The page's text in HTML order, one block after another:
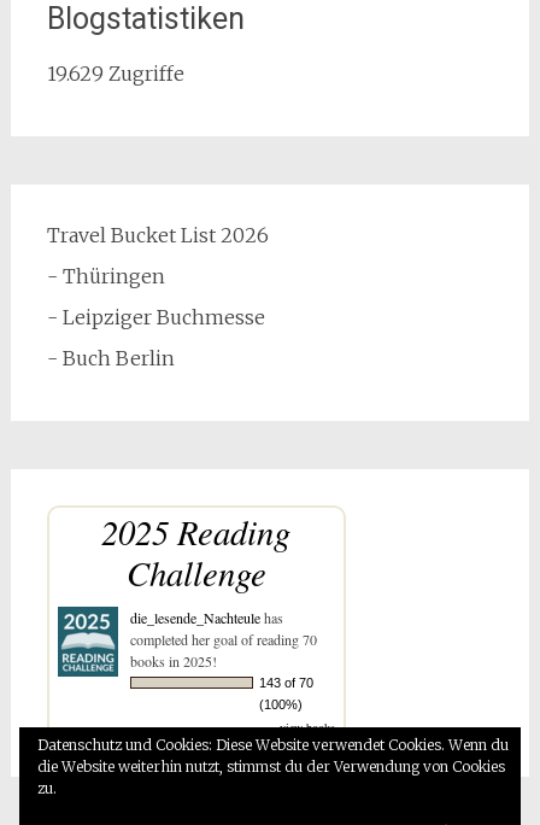
Blogstatistiken
19.629 Zugriffe
Travel Bucket List 2026
- Thüringen
- Leipziger Buchmesse
- Buch Berlin
2025 Reading
Challenge
die_lesende_Nachteulehas
completed her goal of reading 70
books in 2025!
143 of 70
(100%)
view books
Datenschutz und Cookies: Diese Website verwendet Cookies. Wenn du
die Website weiterhin nutzt, stimmst du der Verwendung von Cookies
zu.